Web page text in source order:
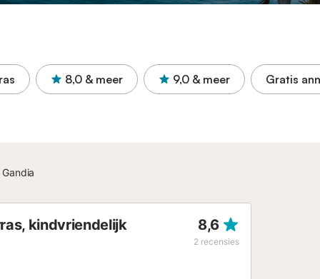
8,0 & meer 9,0 & meer Gratis
kindvriendelijk 8,6
2 recensies